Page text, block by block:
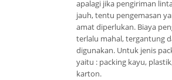
apalagi jika pengiriman
jauh, tentu pengemasan
amat diperlukan. Biaya
terlalu mahal, tergantung
digunakan. Untuk jenis
yaitu : packing kayu,
karton.